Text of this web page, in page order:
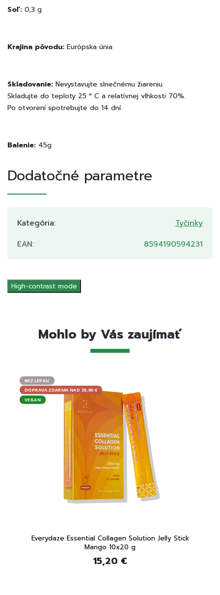
Soľ: 0,3 g
Krajina pôvodu: Európska únia
Skladovanie: Nevystavujte slnečnému žiareniu.
Skladujte do teploty 25 ° C a relatívnej vlhkosti 70%.
Po otvorení spotrebujte do 14 dní.
Balenie: 45g
Dodatočné parametre
Kategória:
Tyčinky
EAN: 8594190594231
High-contrast mode
Mohlo by Vás zaujímať
BEZ LEPKU
DOPRAVA ZDARMA NAD 39,90 €
VEGAN
Everydaze Essential Collagen Solution Jelly Stick
Mango 10x20 g
15,20 €